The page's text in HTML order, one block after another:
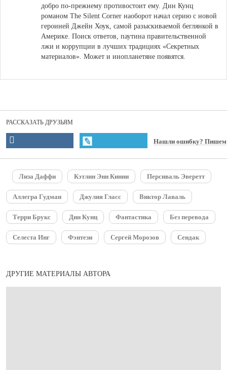
добро по-прежнему противостоит ему. Дин Кунц
романом The Silent Corner наоборот начал серию с новой
героиней Джейн Хоук, самой разыскиваемой беглянкой в
Америке. Поиск ответов, паутина правительственной
лжи и коррупции в лучших традициях «Секретных
материалов». Может и инопланетяне появятся.
РАССКАЗАТЬ ДРУЗЬЯМ
Нашли ошибку? Пишем
Лиза Даффи Кэтлин Энн Кинни Персиваль Эверетт
Аллегра Гудман Джулия Гласс Виктор Лаваль
Терри Брукс Дин Кунц Фантастика Без перевода
Селеста Инг Фэнтези Сергей Морозов Сендак
ДРУГИЕ МАТЕРИАЛЫ АВТОРА